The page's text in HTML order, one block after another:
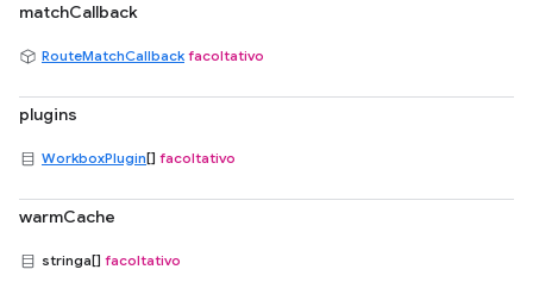
matchCallback
RouteMatchCallback facoltativo
plugins
WorkboxPlugin[] facoltativo
warmCache
stringa[] facoltativo